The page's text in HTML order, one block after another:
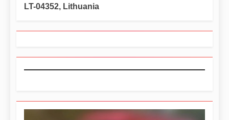
LT-04352, Lithuania